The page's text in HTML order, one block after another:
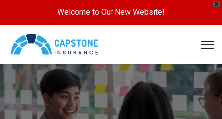
X
Welcome to Our New Website!